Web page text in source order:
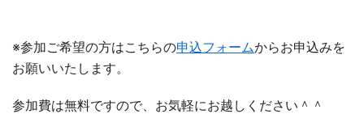
※参加ご希望の方はこちらの申込フォームからお申込みを
お願いいたします。
参加費は無料ですので、お気軽にお越しください＾＾